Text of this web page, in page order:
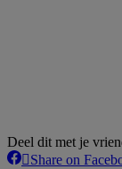
Deel dit met je
Share on